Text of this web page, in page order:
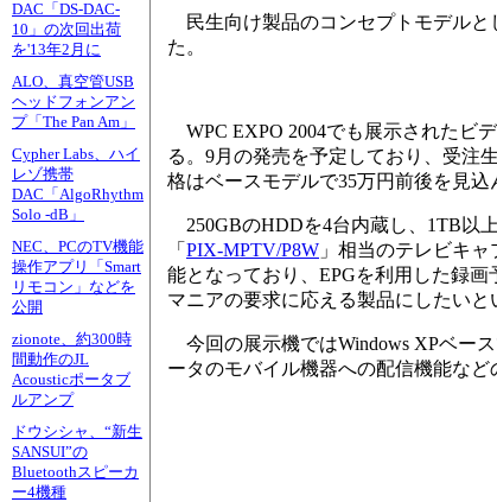
DAC「DS-DAC-
10」の次回出荷
を'13年2月に
ALO、真空管USB
ヘッドフォンアン
プ「The Pan Am」
Cypher Labs、ハイ
レゾ携帯
DAC「AlgoRhythm
Solo -dB」
NEC、PCのTV機能
操作アプリ「Smart
リモコン」などを
公開
zionote、約300時
間動作のJL
Acousticポータブ
ルアンプ
ドウシシャ、“新生
SANSUI”の
Bluetoothスピーカ
ー4機種
民生向け製品のコンセプトモデルと
た。
WPC EXPO 2004でも展示されたビ
る。9月の発売を予定しており、受注
格はベースモデルで35万円前後を見込
250GBのHDDを4台内蔵し、1TB以
「 PIX-MPTV/P8W 」相当のテレビキ
能となっており、EPGを利用した録
マニアの要求に応える製品にしたいと
今回の展示機ではWindows XPベー
ータのモバイル機器への配信機能など